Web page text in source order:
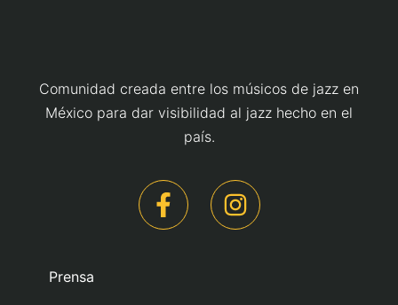
Comunidad creada entre los músicos de jazz en
México para dar visibilidad al jazz hecho en el
país.
Prensa